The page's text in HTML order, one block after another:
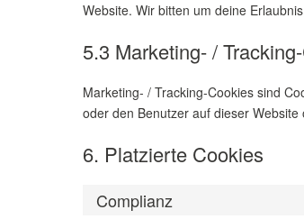
Website. Wir bitten um deine
5.3 Marketing- /
Marketing- / Tracking-Cookies sind
oder den Benutzer auf dieser
6. Platzierte Cookies
Complianz